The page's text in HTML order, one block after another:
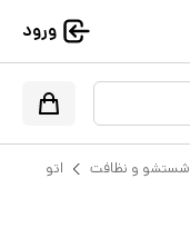
ورود
شستشو و نظافت اتو